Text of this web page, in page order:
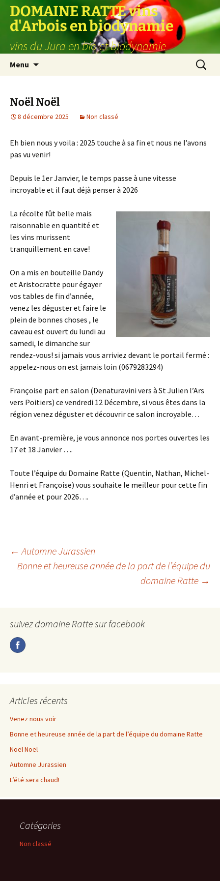
Aller
contenu
DOMAINE RATTE vins
d'Arbois en biodynamie
vins du Jura en bio et biodynamie
Menu
Noël Noël
8 décembre 2025 Non classé
Eh bien nous y voila : 2025 touche à sa fin et nous ne l’avons
pas vu venir!
Depuis le 1er Janvier, le temps passe à une vitesse
incroyable et il faut déjà penser à 2026
La récolte fût belle mais
raisonnable en quantité et
les vins murissent
tranquillement en cave!
On a mis en bouteille Dandy
et Aristocratte pour égayer
vos tables de fin d’année,
venez les déguster et faire le
plein de bonnes choses , le
caveau est ouvert du lundi au
samedi, le dimanche sur
rendez-vous! si jamais vous arriviez devant le portail fermé :
appelez-nous on est jamais loin (0679283294)
Françoise part en salon (Denaturavini vers à St Julien l’Ars
vers Poitiers) ce vendredi 12 Décembre, si vous êtes dans la
région venez déguster et découvrir ce salon incroyable…
En avant-première, je vous annonce nos portes ouvertes les
17 et 18 Janvier ….
Toute l’équipe du Domaine Ratte (Quentin, Nathan, Michel-
Henri et Françoise) vous souhaite le meilleur pour cette fin
d’année et pour 2026….
Navigation
articles
← Automne Jurassien
Bonne et heureuse année de la part de l’équipe du
domaine Ratte →
suivez domaine Ratte sur facebook
Articles récents
Venez nous voir
Bonne et heureuse année de la part de l’équipe du domaine Ratte
Noël Noël
Automne Jurassien
L’été sera chaud!
Catégories
Non classé